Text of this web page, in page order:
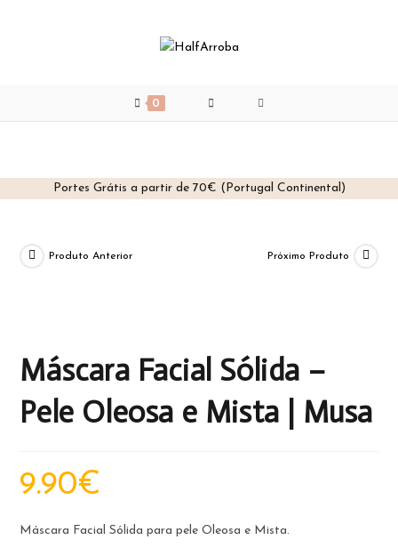
Portes Grátis a partir de 70€ (Portugal Continental)
content
0
Produto Anterior Próximo Produto
Máscara Facial Sólida –
Pele Oleosa e Mista | Musa
9.90€
Máscara Facial Sólida para pele Oleosa e Mista.